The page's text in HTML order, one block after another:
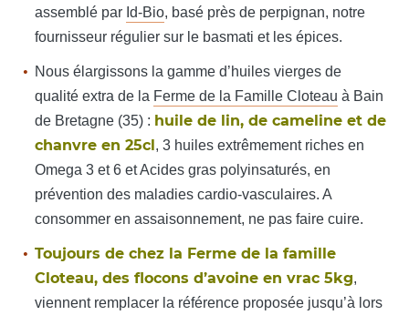
assemblé par Id-Bio, basé près de perpignan, notre
fournisseur régulier sur le basmati et les épices.
Nous élargissons la gamme d’huiles vierges de
qualité extra de la Ferme de la Famille Cloteau à Bain
de Bretagne (35) : huile de lin, de cameline et de
chanvre en 25cl, 3 huiles extrêmement riches en
Omega 3 et 6 et Acides gras polyinsaturés, en
prévention des maladies cardio-vasculaires. A
consommer en assaisonnement, ne pas faire cuire.
Toujours de chez la Ferme de la famille
Cloteau, des flocons d’avoine en vrac 5kg,
viennent remplacer la référence proposée jusqu’à lors